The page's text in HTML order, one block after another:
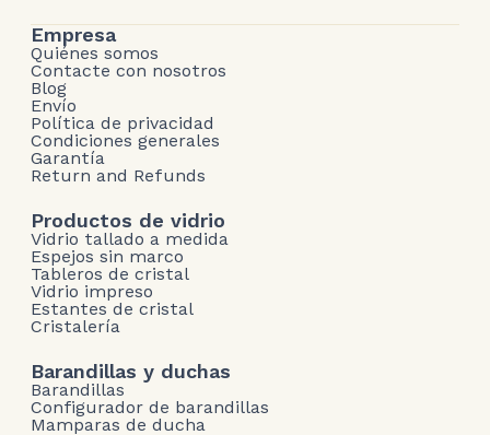
Empresa
Quiénes somos
Contacte con nosotros
Blog
Envío
Política de privacidad
Condiciones generales
Garantía
Return and Refunds
Productos de vidrio
Vidrio tallado a medida
Espejos sin marco
Tableros de cristal
Vidrio impreso
Estantes de cristal
Cristalería
Barandillas y duchas
Barandillas
Configurador de barandillas
Mamparas de ducha